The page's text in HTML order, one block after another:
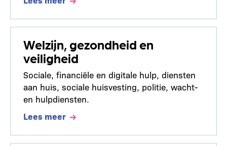
Welzijn, gezondheid en
veiligheid
Sociale, financiële en digitale hulp, diensten
aan huis, sociale huisvesting, politie, wacht-
en hulpdiensten.
Lees meer